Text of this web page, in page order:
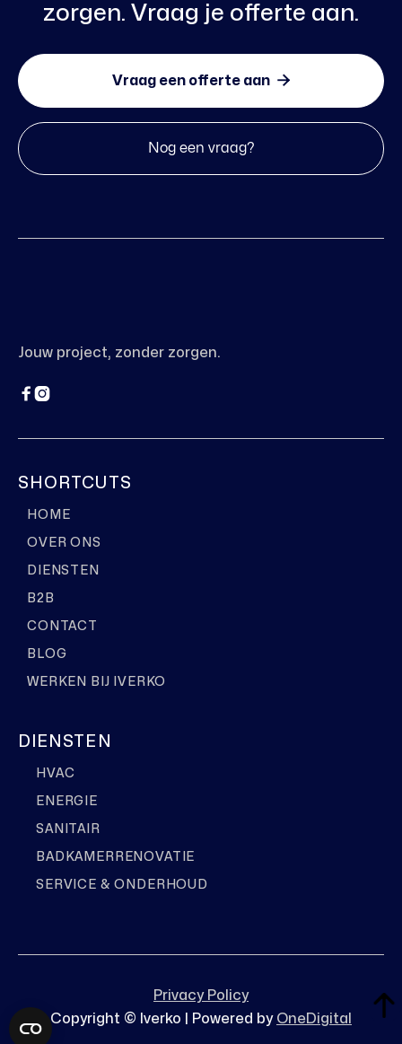
zorgen. Vraag je offerte aan.
Vraag een offerte aan 
Nog een vraag?
Jouw project, zonder zorgen.
 
SHORTCUTS
HOME
OVER ONS
DIENSTEN
B2B
CONTACT
BLOG
WERKEN BIJ IVERKO
DIENSTEN
HVAC
ENERGIE
SANITAIR
BADKAMERRENOVATIE
SERVICE & ONDERHOUD
Privacy Policy
Copyright © Iverko | Powered by OneDigital